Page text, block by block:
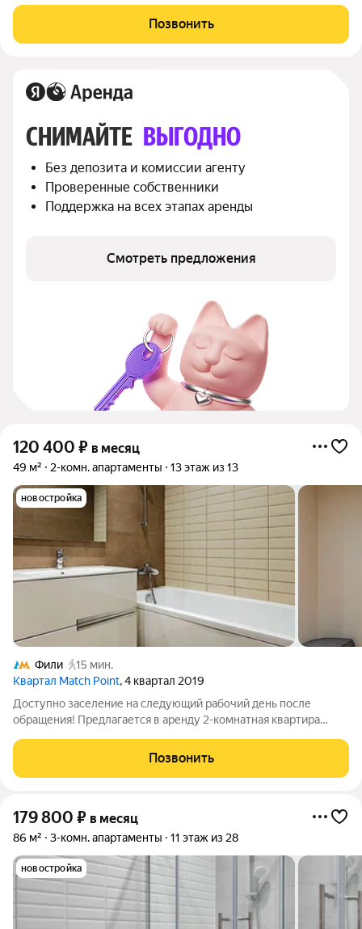
потолками площадью 51 м2, расположенная на тринадцатом
этаже нового арендного дома Матч Поинт.
Позвонить
СНИМАЙТЕ ВЫГОДНО
Без депозита и комиссии агенту
Проверенные собственники
Поддержка на всех этапах аренды
Смотреть предложения
120 400 ₽ в месяц
49 м² 2-комн. апартаменты 13 этаж из 13
новостройка
Фили
15 мин.
Квартал Match Point, 4 квартал 2019
Доступно заселение на следующий рабочий день после
обращения! Предлагается в аренду 2-комнатная квартира
высокими потолками площадью 49 м2, расположенная на
тринадцатом этаже нового арендного
Позвонить
179 800 ₽ в месяц
86 м² 3-комн. апартаменты 11 этаж из 28
новостройка